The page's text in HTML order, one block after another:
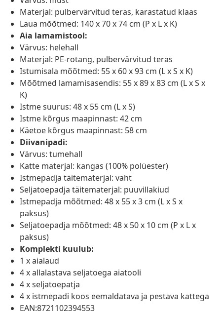
Materjal: pulbervärvitud teras, karastatud klaas
Laua mõõtmed: 140 x 70 x 74 cm (P x L x K)
Aia lamamistool:
Värvus: helehall
Materjal: PE-rotang, pulbervärvitud teras
Istumisala mõõtmed: 55 x 60 x 93 cm (L x S x K)
Mõõtmed lamamisasendis: 55 x 89 x 83 cm (L x S x
K)
Istme suurus: 48 x 55 cm (L x S)
Istme kõrgus maapinnast: 42 cm
Käetoe kõrgus maapinnast: 58 cm
Diivanipadi:
Värvus: tumehall
Katte materjal: kangas (100% polüester)
Istmepadja täitematerjal: vaht
Seljatoepadja täitematerjal: puuvillakiud
Istmepadja mõõtmed: 48 x 55 x 3 cm (L x S x
paksus)
Seljatoepadja mõõtmed: 48 x 50 x 10 cm (P x L x
paksus)
Komplekti kuulub:
1 x aialaud
4 x allalastava seljatoega aiatooli
4 x seljatoepatja
4 x istmepadi koos eemaldatava ja pestava kattega
EAN:8721102394553